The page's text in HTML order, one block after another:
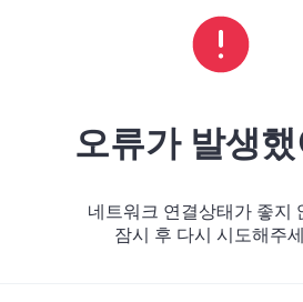
오류가 발생
네트워크 연결상태가 좋지
잠시 후 다시 시도해주